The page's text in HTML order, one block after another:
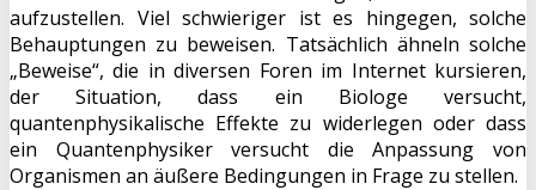
aufzustellen. Viel schwieriger ist es hingegen, solche
Behauptungen zu beweisen. Tatsächlich ähneln solche
„Beweise“, die in diversen Foren im Internet kursieren,
der Situation, dass ein Biologe versucht,
quantenphysikalische Effekte zu widerlegen oder dass
ein Quantenphysiker versucht die Anpassung von
Organismen an äußere Bedingungen in Frage zu stellen.